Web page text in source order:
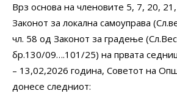
Врз основа на членовите 5, 7, 20,
Законот за локална самоуправа
чл. 58 од Законот за градење
бр.130/09….101/25) на првата
– 13,02,2026 година, Советот на
донесе следниот: